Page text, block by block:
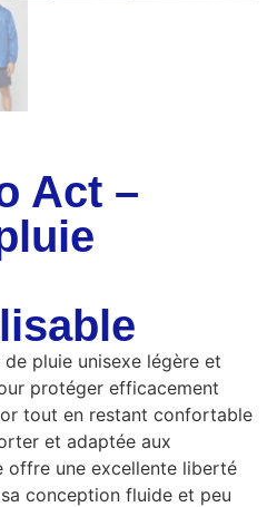
Act –
pluie unisexe légère et
protéger efficacement
tout en restant confortable
et adaptée aux
offre une excellente liberté
conception fluide et peu